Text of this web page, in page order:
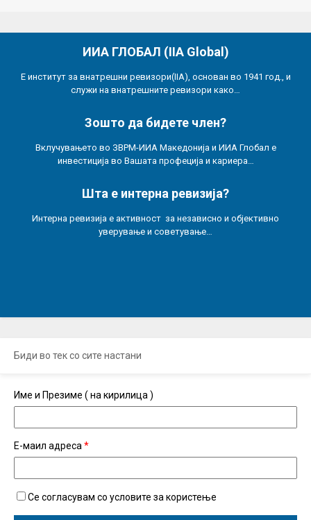
ИИА ГЛОБАЛ (IIA Global)
Е институт за внатрешни ревизори(IIA), основан во 1941 год., и
служи на внатрешните ревизори како…
Зошто да бидете член?
Вклучувањето во ЗВРМ-ИИА Македонија и ИИА Глобал е
инвестиција во Вашата профеција и кариера…
Шта е интерна ревизија?
Интерна ревизија е активност за независно и објективно
уверување и советување…
Биди во тек со сите настани
Име и Презиме ( на кирилица )
Е-маил адреса *
Се согласувам со условите за користење